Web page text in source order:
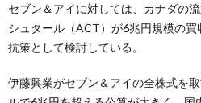
セブン＆アイに対しては、カナダの
シュタール（ACT）が6兆円規模の
抗策として検討している。
伊藤興業がセブン＆アイの全株式を